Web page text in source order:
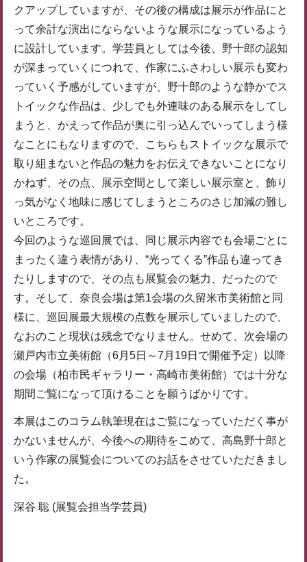
クアップしていますが、その後の構成は展示が作品にと
って余計な演出にならないような展示になっているよう
に設計しています。学芸員としては今後、野十郎の認知
が深まっていくにつれて、作家にふさわしい展示も変わ
っていく予感がしていますが、野十郎のような静かでス
トイックな作品は、少しでも外連味のある展示をしてし
まうと、かえって作品が奥に引っ込んでいってしまう様
なことにもなりますので、こちらもストイックな展示で
取り組まないと作品の魅力をお伝えできないことになり
かねず、その点、展示空間として楽しい展示室と、飾り
っ気がなく地味に感じてしまうところのさじ加減の難し
いところです。
今回のような巡回展では、同じ展示内容でも会場ごとに
まったく違う表情があり、“光ってくる”作品も違ってき
たりしますので、その点も展覧会の魅力、だったので
す。そして、奈良会場は第1会場の久留米市美術館と同
様に、巡回展最大規模の点数を展示していましたので、
なおのこと現状は残念でなりません。せめて、次会場の
瀬戸内市立美術館（6月5日～7月19日で開催予定）以降
の会場（柏市民ギャラリー・高崎市美術館）では十分な
期間ご覧になって頂けることを願うばかりです。
本展はこのコラム執筆現在はご覧になっていただく事が
かないませんが、今後への期待をこめて、高島野十郎と
いう作家の展覧会についてのお話をさせていただきまし
た。
深谷 聡 (展覧会担当学芸員)